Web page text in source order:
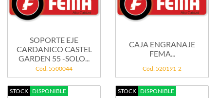
SOPORTE EJE
CARDANICO CASTEL
GARDEN 55 -SOLO...
Cód: 5500044
CAJA ENGRANAJE
FEMA...
Cód: 520191-2
STOCK DISPONIBLE STOCK DISPONIBLE